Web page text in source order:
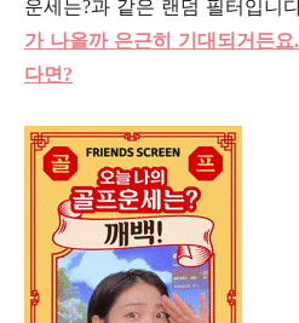
운세는?과 같은 랜덤 필터입니
가 나올까 은근히 기대되거든
다면?